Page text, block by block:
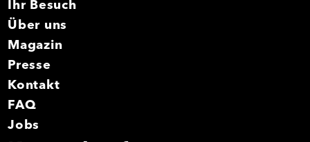
Ihr Besuch
Über uns
Magazin
Presse
Kontakt
FAQ
Jobs